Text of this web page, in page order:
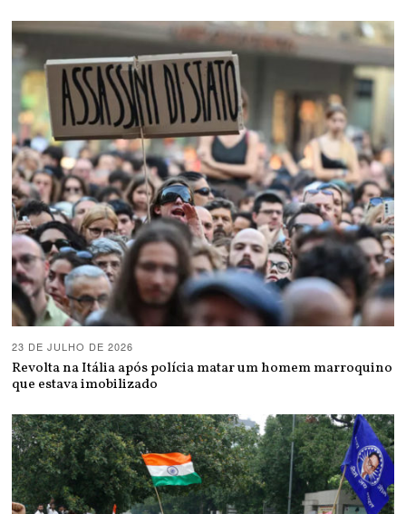
23 DE JULHO DE 2026
Revolta na Itália após polícia matar um homem marroquino
que estava imobilizado